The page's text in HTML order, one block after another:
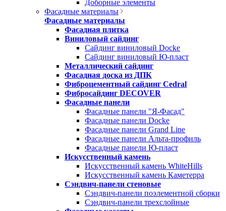
Доборные элементы
Фасадные материалы
Фасадные материалы
Фасадная плитка
Виниловый сайдинг
Сайдинг виниловый Docke
Сайдинг виниловый Ю-пласт
Металлический сайдинг
Фасадная доска из ДПК
Фиброцементный сайдинг Cedral
Фибросайдинг DECOVER
Фасадные панели
Фасадные панели "Я-Фасад"
Фасадные панели Docke
Фасадные панели Grand Line
Фасадные панели Альта-профиль
Фасадные панели Ю-пласт
Искусственный камень
Искусственный камень WhiteHills
Искусственный камень Каметерра
Сэндвич-панели стеновые
Сэндвич-панели поэлементной сборки
Сэндвич-панели трехслойные